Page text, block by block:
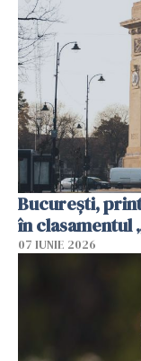
București,
în clasamentul
07 IUNIE 2026